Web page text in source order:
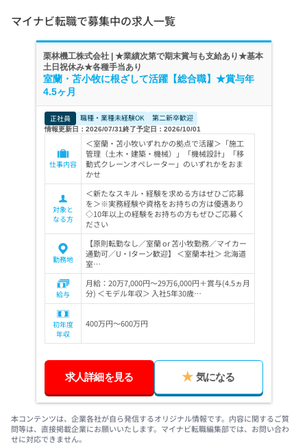
マイナビ転職で募集中の求人一覧
栗林機工株式会社 | ★業績次第で期末賞与も支給あり★基本
土日祝休み★各種手当あり
室蘭・苫小牧に根ざして活躍【総合職】★賞与年
4.5ヶ月
正社員 職種・業種未経験OK 第二新卒歓迎
情報更新日：2026/07/31終了予定日：2026/10/01
仕事内容
＜室蘭・苫小牧いずれかの拠点で活躍＞「施工
管理（土木・建築・機械）」「機械設計」「移
動式クレーンオペレーター」のいずれかをおま
かせ
対象と
なる方
＜新たなスキル・経験を求める方はぜひご応募
を＞※実務経験や資格をお持ちの方は優遇あり
◇10年以上の経験をお持ちの方もぜひご応募く
ださい
勤務地
【原則転勤なし／室蘭 or 苫小牧勤務／マイカー
通勤可／U・Iターン歓迎】 ＜室蘭本社＞ 北海道
室…
給与
月給：20万7,000円～29万6,000円＋賞与(4.5ヵ月
分) ＜モデル年収＞ 入社5年30歳…
初年度
年収
400万円～600万円
求人詳細を見る 気になる
本コンテンツは、企業各社が自ら発信するオリジナル情報です。内容に関するご質
問等は、直接掲載企業にお願いいたします。マイナビ転職編集部では、お問い合わ
せに対応できません。